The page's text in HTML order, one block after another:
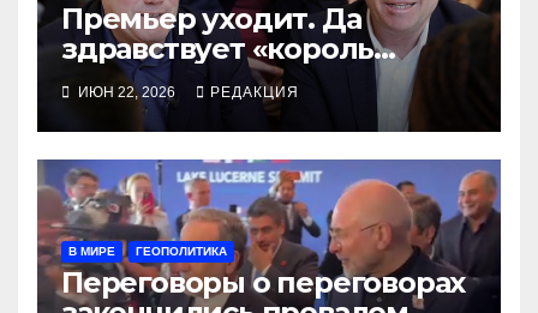
Премьер уходит. Да
здравствует «король
севера»?
ИЮН 22, 2026 РЕДАКЦИЯ
В МИРЕ ГЕОПОЛИТИКА
Переговоры о переговорах